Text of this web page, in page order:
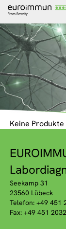
Keine Produkte
Seekamp 31
23560 Lübeck
Telefon: +49 451
Fax: +49 451